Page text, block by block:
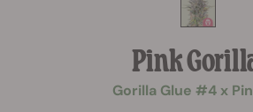
Pink
Gorilla Glue #4 x